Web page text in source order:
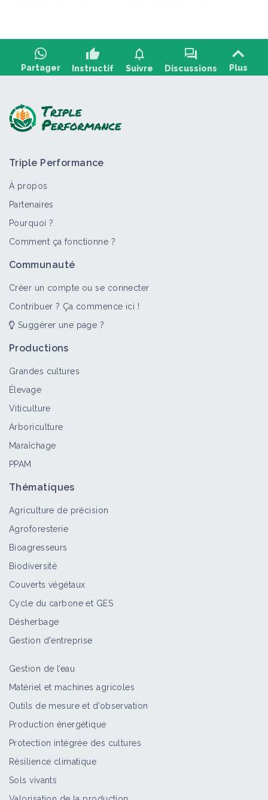
Partager
thumb_up
Instructif
notifications
Suivre
forum
Discussions Plus
Oïdium
Oïdium des crucifères
Triple Performance
À propos
Partenaires
Pourquoi ?
Comment ça fonctionne ?
Communauté
Créer un compte ou se connecter
Contribuer ? Ça commence ici !
Suggérer une page ?
Productions
Grandes cultures
Élevage
Viticulture
Arboriculture
Maraîchage
PPAM
Thématiques
Agriculture de précision
Agroforesterie
Bioagresseurs
Biodiversité
Couverts végétaux
Cycle du carbone et GES
Désherbage
Gestion d'entreprise
Gestion de l’eau
Matériel et machines agricoles
Outils de mesure et d’observation
Production énergétique
Protection intégrée des cultures
Résilience climatique
Sols vivants